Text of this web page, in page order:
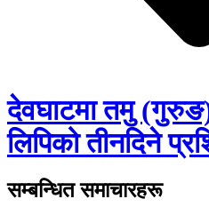
देवघाटमा तमु
लिपिको तीनदिने
सम्बन्धित समाचारहरू